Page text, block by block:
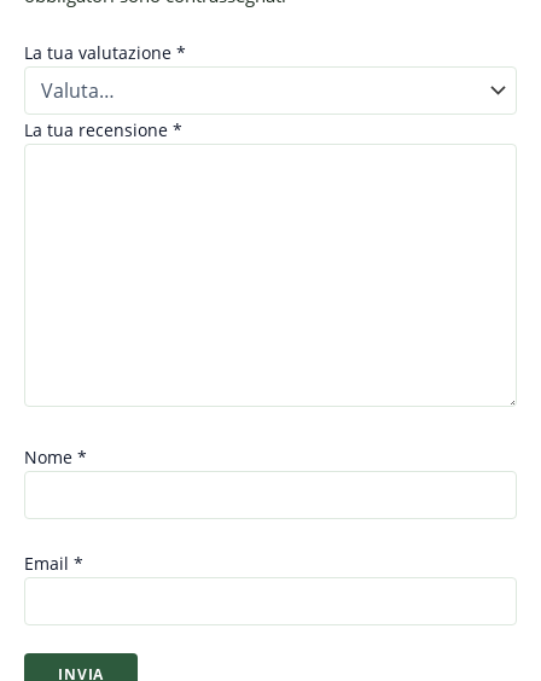
La tua valutazione *
La tua recensione *
Nome *
Email *